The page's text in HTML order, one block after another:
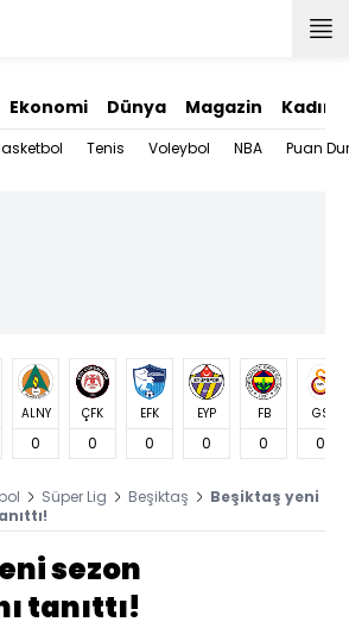
Ekonomi Dünya Magazin Kadın
Tenis Voleybol NBA Puan
ALNY
0
ÇFK
0
EFK
0
EYP
0
FB
0
GS
0
Süper Lig Beşiktaş
Beşiktaş yeni
sezon
tanıttı!